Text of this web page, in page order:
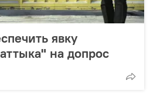
явку
на допрос